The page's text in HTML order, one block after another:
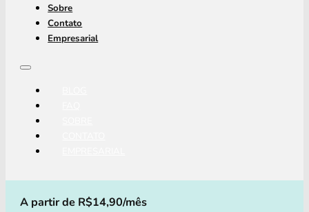
Sobre
Contato
Empresarial
A partir de R$14,90/mês